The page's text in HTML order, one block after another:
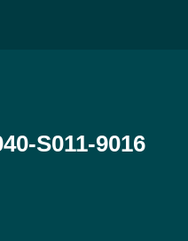
S011-9016